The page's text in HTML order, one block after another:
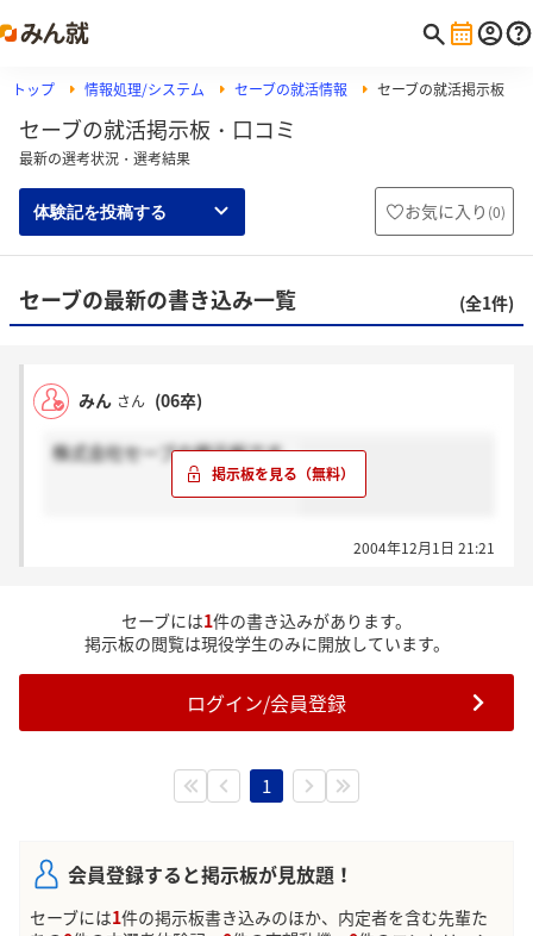
トップ 情報処理/システム セーブの就活情報 セーブの就活掲示板
セーブの就活掲示板・口コミ
最新の選考状況・選考結果
体験記を投稿する お気に入り (0)
セーブの最新の書き込み一覧 (全1件)
みん さん (06卒)
株式会社セーブの掲示板です。
2004年12月1日 21:21
セーブには1件の書き込みがあります。
掲示板の閲覧は現役学生のみに開放しています。
ログイン/会員登録
1
会員登録すると掲示板が見放題！
セーブには1件の掲示板書き込みのほか、内定者を含む先輩た